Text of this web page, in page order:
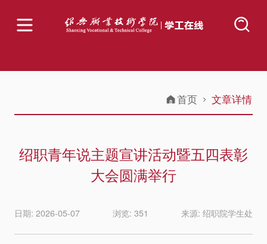
首页 文章详情
绍职青年说主题宣讲活动暨五四表彰
大会圆满举行
日期: 2026-05-07 浏览: 351 来源: 绍职院学生处